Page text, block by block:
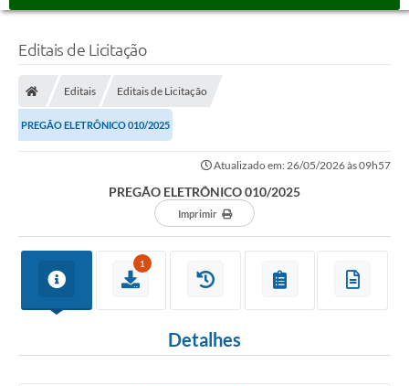
Editais de Licitação
Editais Editais de Licitação
PREGÃO ELETRÔNICO 010/2025
Atualizado em: 26/05/2026 às 09h57
PREGÃO ELETRÔNICO 010/2025
Imprimir
1
Detalhes